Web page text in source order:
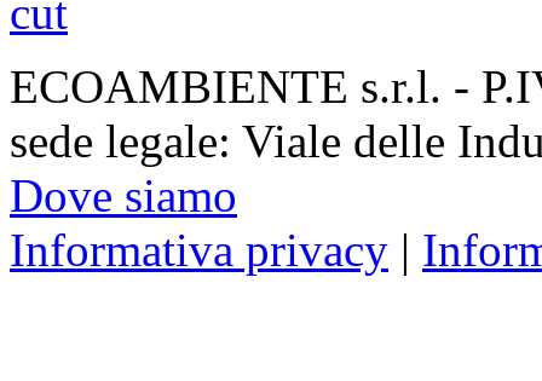
ECOAMBIENTE s.r.l. -
sede legale: Viale delle
Dove siamo
Informativa privacy |